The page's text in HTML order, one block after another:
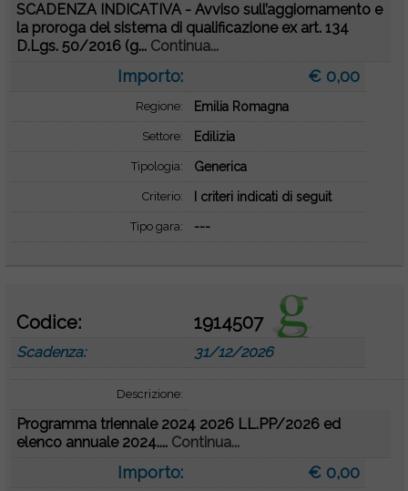
SCADENZA INDICATIVA - Avviso sull’aggiornamento e
la proroga del sistema di qualificazione ex art. 134
D.Lgs. 50/2016 (g... Continua...
Importo: € 0,00
Regione: Emilia Romagna
Settore: Edilizia
Tipologia: Generica
Criterio: I criteri indicati di seguit
Tipo gara: ---
Codice: 1914507
Scadenza: 31/12/2026
Descrizione:
Programma triennale 2024 2026 LL.PP/2026 ed
elenco annuale 2024.... Continua...
Importo: € 0,00